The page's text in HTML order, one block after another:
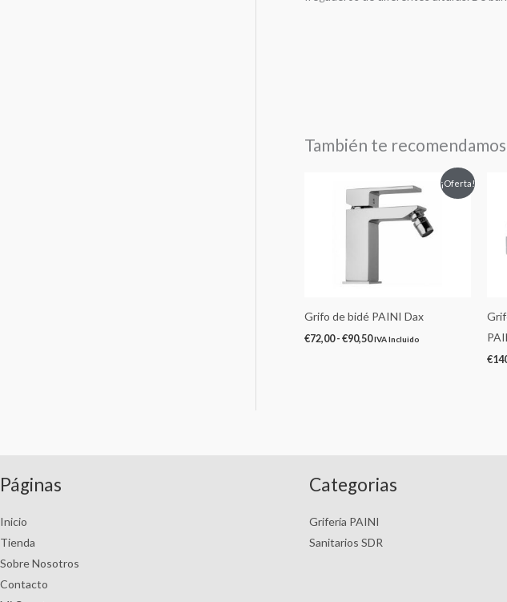
También te
¡Oferta!
Grifo de bidé PAINI Dax
€72,00 - €90,50
de
precios:
desde
€72,00
IVA Incluido
€
Páginas
Inicio
Tienda
Sobre Nosotros
Contacto
Categorias
Grifería PAINI
Sanitarios SDR